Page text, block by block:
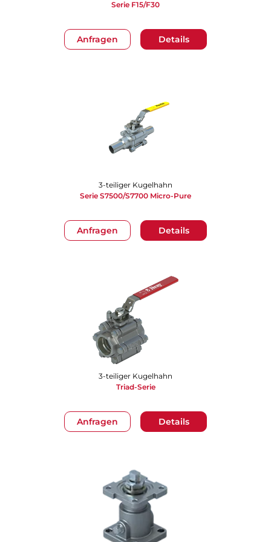
Anfragen Details
Serie F15/F30
Anfragen Details
3-teiliger Kugelhahn
Serie S7500/S7700 Micro-Pure
Anfragen Details
3-teiliger Kugelhahn
Triad-Serie